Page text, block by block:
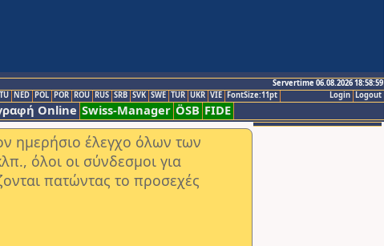
Servertime 06.08.2026 18:58:59
Logout
Login
NED POL POR ROU RUS SRB SVK SWE TUR UKR VIE FontSize:11pt
Online Swiss-Manager ÖSB FIDE
ημερήσιο έλεγχο όλων των
όλοι οι σύνδεσμοι για
πατώντας το προσεχές